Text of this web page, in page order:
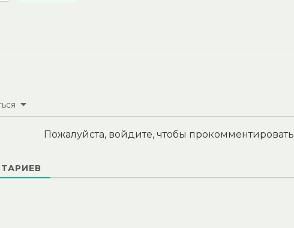
Пожалуйста, войдите, чтобы прокомментировать